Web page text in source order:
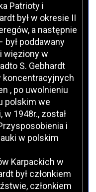
Patrioty i
był w okresie II
a następnie
był poddawany
więziony w
S. Gebhardt
koncentracyjnych
, po uwolnieniu
polskim we
w 1948r., został
i
w polskim
Karpackich w
był członkiem
członkiem